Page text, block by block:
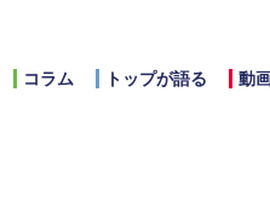
コラム トップが語る 動